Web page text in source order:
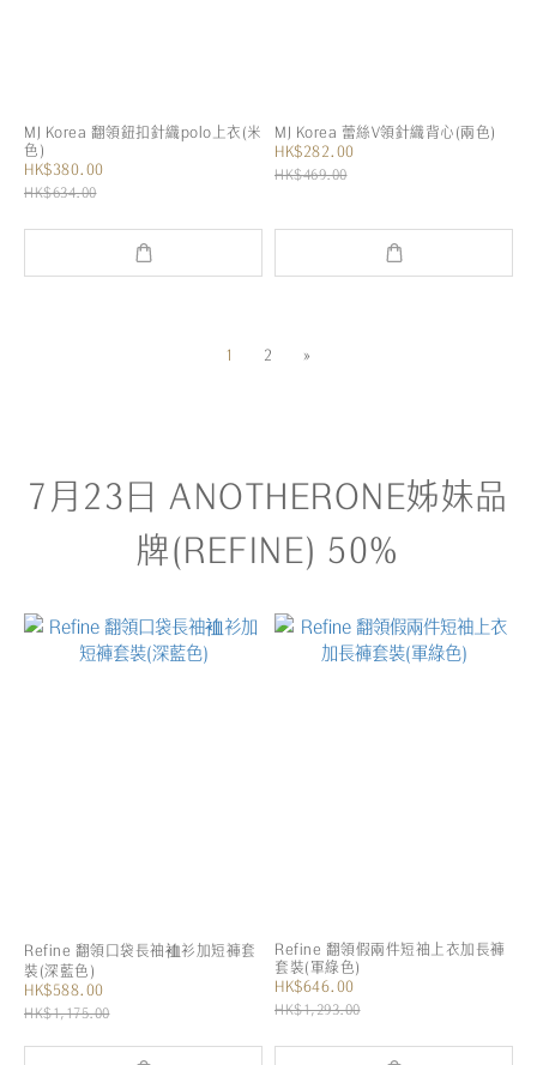
MJ Korea 翻領鈕扣針織polo上衣(米
色)
HK$380.00
HK$634.00
MJ Korea 蕾絲V領針織背心(兩色)
HK$282.00
HK$469.00
1 2 »
7月23日 ANOTHERONE姊妹品
牌(REFINE) 50%
Refine 翻領口袋長袖裇衫加短褲套
裝(深藍色)
HK$588.00
HK$1,175.00
Refine 翻領假兩件短袖上衣加長褲
套裝(軍綠色)
HK$646.00
HK$1,293.00